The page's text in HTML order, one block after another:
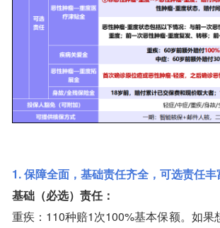
1. 保障全面，基础责任齐全，可选责任丰
基础（必选）责任：
重疾：110种赔1次100%基本保额。如果